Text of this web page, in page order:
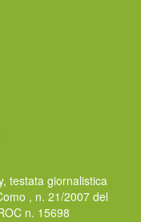
testata giornalistica
, n. 21/2007 del
n. 15698